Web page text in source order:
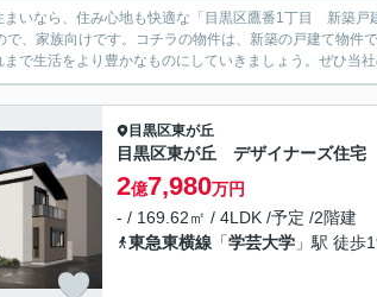
まいなら、住み心地も快適な「目黒区鷹番1丁目 新築
で、家族向けです。コチラの物件は、新築の戸建て物件
で生活をより豊かなものにしていきましょう。ぜひ当
目黒区東が丘
目黒区東が丘 デザイナーズ住宅
2億7,980万円
- / 169.62㎡ / 4LDK /予定 /2階建
東急東横線 「学芸大学 」駅 徒歩